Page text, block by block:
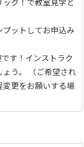
ットしてお申込み
す！インストラク
う。 （ご希望され
更をお願いする場